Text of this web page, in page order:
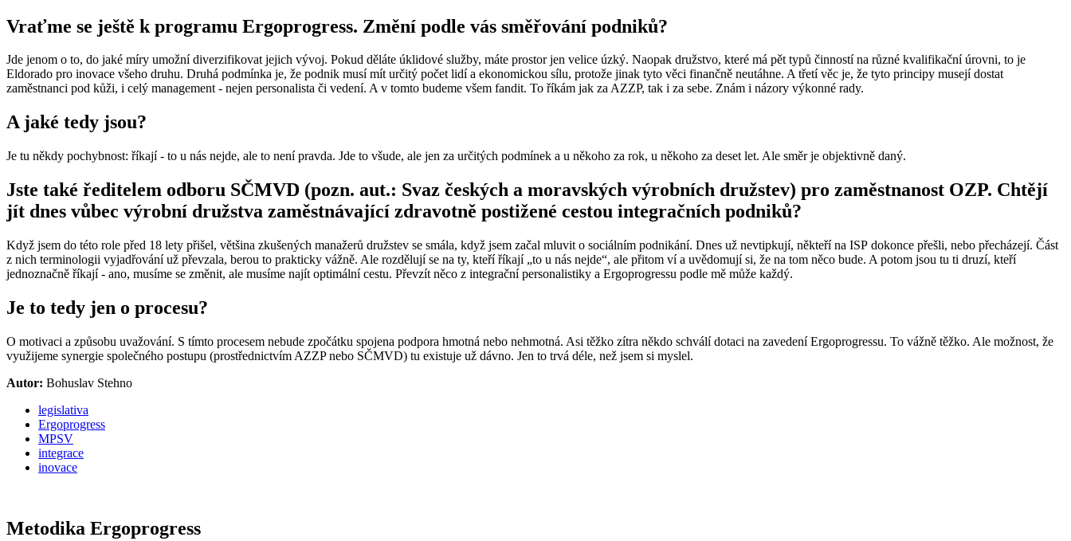
Vraťme se ještě k programu Ergoprogress. Změní podle vás směřování podniků?
Jde jenom o to, do jaké míry umožní diverzifikovat jejich vývoj. Pokud děláte úklidové služby, máte prostor jen velice úzký. Naopak družstvo, které má pět typů činností na různé kvalifikační úrovni, to je
Eldorado pro inovace všeho druhu. Druhá podmínka je, že podnik musí mít určitý počet lidí a ekonomickou sílu, protože jinak tyto věci finančně neutáhne. A třetí věc je, že tyto principy musejí dostat
zaměstnanci pod kůži, i celý management - nejen personalista či vedení. A v tomto budeme všem fandit. To říkám jak za AZZP, tak i za sebe. Znám i názory výkonné rady.
A jaké tedy jsou?
Je tu někdy pochybnost: říkají - to u nás nejde, ale to není pravda. Jde to všude, ale jen za určitých podmínek a u někoho za rok, u někoho za deset let. Ale směr je objektivně daný.
Jste také ředitelem odboru SČMVD (pozn. aut.: Svaz českých a moravských výrobních družstev) pro zaměstnanost OZP. Chtějí
jít dnes vůbec výrobní družstva zaměstnávající zdravotně postižené cestou integračních podniků?
Když jsem do této role před 18 lety přišel, většina zkušených manažerů družstev se smála, když jsem začal mluvit o sociálním podnikání. Dnes už nevtipkují, někteří na ISP dokonce přešli, nebo přecházejí. Část
z nich terminologii vyjadřování už převzala, berou to prakticky vážně. Ale rozdělují se na ty, kteří říkají „to u nás nejde“, ale přitom ví a uvědomují si, že na tom něco bude. A potom jsou tu ti druzí, kteří
jednoznačně říkají - ano, musíme se změnit, ale musíme najít optimální cestu. Převzít něco z integrační personalistiky a Ergoprogressu podle mě může každý.
Je to tedy jen o procesu?
O motivaci a způsobu uvažování. S tímto procesem nebude zpočátku spojena podpora hmotná nebo nehmotná. Asi těžko zítra někdo schválí dotaci na zavedení Ergoprogressu. To vážně těžko. Ale možnost, že
využijeme synergie společného postupu (prostřednictvím AZZP nebo SČMVD) tu existuje už dávno. Jen to trvá déle, než jsem si myslel.
Autor: Bohuslav Stehno
legislativa
Ergoprogress
MPSV
integrace
inovace
Metodika Ergoprogress